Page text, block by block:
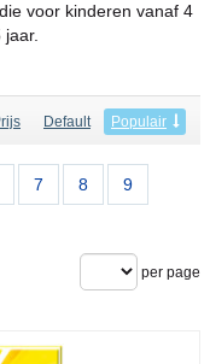
voor kinderen vanaf 4
jaar.
Default Populair
7 8 9
per page